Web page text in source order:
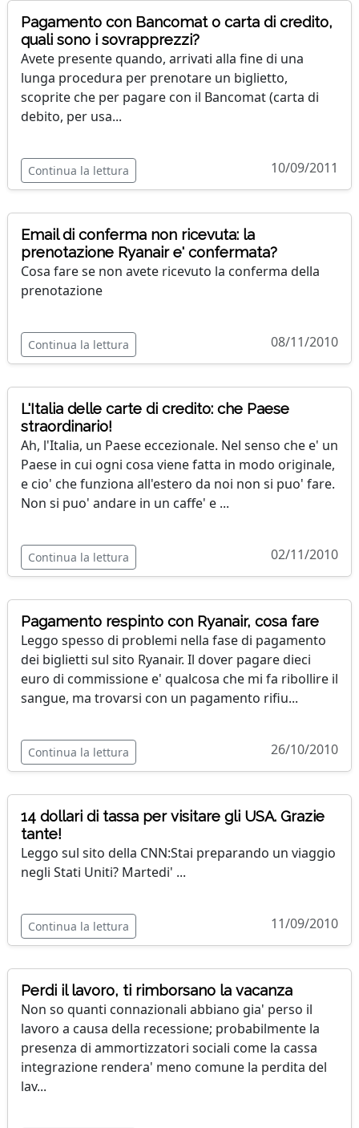
Pagamento con Bancomat o carta di credito,
quali sono i sovrapprezzi?
Avete presente quando, arrivati alla fine di una
lunga procedura per prenotare un biglietto,
scoprite che per pagare con il Bancomat (carta di
debito, per usa...
Continua la lettura 10/09/2011
Email di conferma non ricevuta: la
prenotazione Ryanair e' confermata?
Cosa fare se non avete ricevuto la conferma della
prenotazione
Continua la lettura 08/11/2010
L'Italia delle carte di credito: che Paese
straordinario!
Ah, l'Italia, un Paese eccezionale. Nel senso che e' un
Paese in cui ogni cosa viene fatta in modo originale,
e cio' che funziona all'estero da noi non si puo' fare.
Non si puo' andare in un caffe' e ...
Continua la lettura 02/11/2010
Pagamento respinto con Ryanair, cosa fare
Leggo spesso di problemi nella fase di pagamento
dei biglietti sul sito Ryanair. Il dover pagare dieci
euro di commissione e' qualcosa che mi fa ribollire il
sangue, ma trovarsi con un pagamento rifiu...
Continua la lettura 26/10/2010
14 dollari di tassa per visitare gli USA. Grazie
tante!
Leggo sul sito della CNN:Stai preparando un viaggio
negli Stati Uniti? Martedi' ...
Continua la lettura 11/09/2010
Perdi il lavoro, ti rimborsano la vacanza
Non so quanti connazionali abbiano gia' perso il
lavoro a causa della recessione; probabilmente la
presenza di ammortizzatori sociali come la cassa
integrazione rendera' meno comune la perdita del
lav...